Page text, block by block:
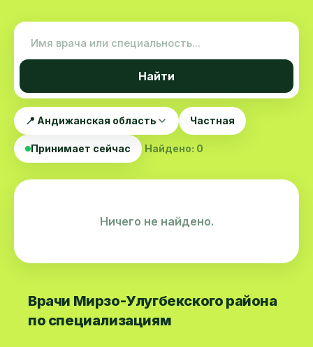
Найти
📍 Андижанская область Частная
Принимает сейчас Найдено: 0
Ничего не найдено.
Врачи Мирзо-Улугбекского района
по специализациям